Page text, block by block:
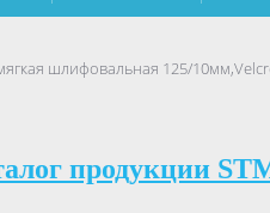
шлифовальная 125/
продукции